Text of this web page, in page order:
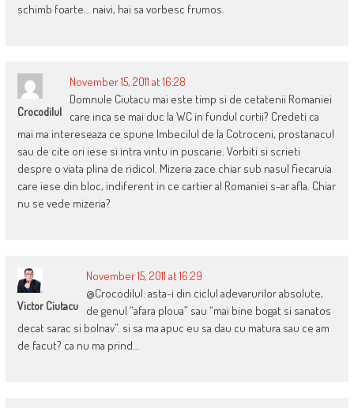
schimb foarte… naivi, hai sa vorbesc frumos.
Crocodilul
November 15, 2011 at 16:28
Domnule Ciutacu mai este timp si de cetatenii Romaniei
care inca se mai duc la WC in fundul curtii? Credeti ca
mai ma intereseaza ce spune Imbecilul de la Cotroceni, prostanacul
sau de cite ori iese si intra vintu in puscarie. Vorbiti si scrieti
despre o viata plina de ridicol. Mizeria zace chiar sub nasul fiecaruia
care iese din bloc, indiferent in ce cartier al Romaniei s-ar afla. Chiar
nu se vede mizeria?
Victor Ciutacu
November 15, 2011 at 16:29
@Crocodilul: asta-i din ciclul adevarurilor absolute,
de genul “afara ploua” sau “mai bine bogat si sanatos
decat sarac si bolnav”. si sa ma apuc eu sa dau cu matura sau ce am
de facut? ca nu ma prind…